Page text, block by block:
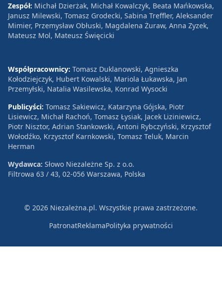
Zespół: Michał Dzierżak, Michał Kowalczyk, Beata Mańkowska,
Janusz Milewski, Tomasz Grodecki, Sabina Treffler, Aleksander
Mimier, Przemysław Obłuski, Magdalena Żuraw, Anna Zyzek,
Mateusz Mol, Mateusz Święcicki
Współpracownicy: Tomasz Duklanowski, Agnieszka
Kołodziejczyk, Hubert Kowalski, Mariola Łukawska, Jan
Przemyłski, Natalia Wasilewska, Konrad Wysocki
Publicyści: Tomasz Sakiewicz, Katarzyna Gójska, Piotr
Lisiewicz, Michał Rachoń, Tomasz Łysiak, Jacek Liziniewicz,
Piotr Nisztor, Adrian Stankowski, Antoni Rybczyński, Krzysztof
Wołodźko, Krzysztof Karnkowski, Tomasz Teluk, Marcin
Herman
Wydawca: Słowo Niezależne Sp. z o.o.
Filtrowa 63 / 43, 02-056 Warszawa, Polska
© 2026 Niezależna.pl. Wszystkie prawa zastrzeżone.
PatronatReklamaPolityka prywatności